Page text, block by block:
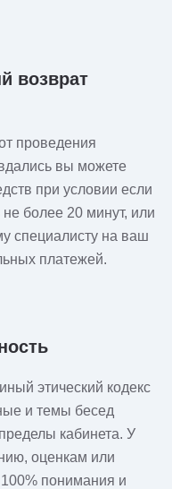
возврат
проведения
вы можете
при условии если
не более 20 минут, или
специалисту на ваш
платежей.
этический кодекс
и темы бесед
кабинета. У
оценкам или
понимания и